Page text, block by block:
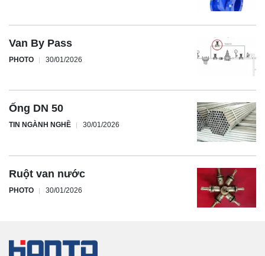
Van By Pass
PHOTO 30/01/2026
Ống DN 50
TIN NGÀNH NGHỀ 30/01/2026
Ruột van nước
PHOTO 30/01/2026